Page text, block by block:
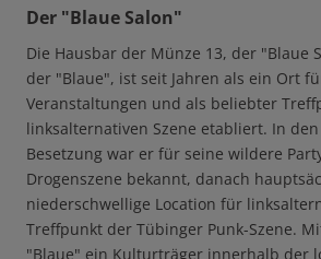
Der "Blaue Salon"
Die Hausbar der Münze 13, der "Blaue
der "Blaue", ist seit Jahren als ein Ort
Veranstaltungen und als beliebter
linksalternativen Szene etabliert. In
Besetzung war er für seine wildere
Drogenszene bekannt, danach
niederschwellige Location für
Treffpunkt der Tübinger Punk-Szene.
"Blaue" ein Kulturträger innerhalb der